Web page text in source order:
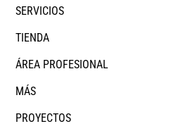
SERVICIOS
TIENDA
ÁREA PROFESIONAL
MÁS
PROYECTOS